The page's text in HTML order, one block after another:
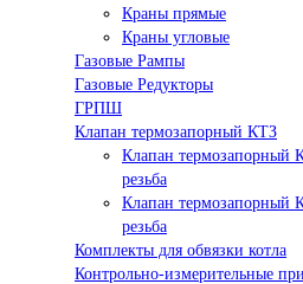
Краны прямые
Краны угловые
Газовые Рампы
Газовые Редукторы
ГРПШ
Клапан термозапорный КТЗ
Клапан термозапорный
резьба
Клапан термозапорный
резьба
Комплекты для обвязки котла
Контрольно-измерительные